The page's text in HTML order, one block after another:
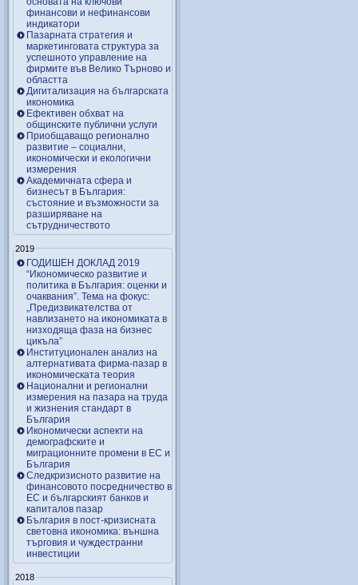
финансови и нефинансови
индикатори
Пазарната стратегия и
маркетинговата структура за
успешното управление на
фирмите във Велико Търново и
областта
Дигитализация на българската
икономика
Ефективен обхват на
общинските публични услуги
Приобщаващо регионално
развитие – социални,
икономически и екологични
измерения
Академичната сфера и
бизнесът в България:
състояние и възможности за
разширяване на
сътрудничеството
2019
ГОДИШЕН ДОКЛАД 2019
“Икономическо развитие и
политика в България: оценки и
очаквания”. Тема на фокус:
„Предизвикателства от
навлизането на икономиката в
низходяща фаза на бизнес
цикъла”
Институционален анализ на
алтернативата фирма-пазар в
икономическата теория
Национални и регионални
измерения на пазара на труда
и жизнения стандарт в
България
Икономически аспекти на
демографските и
миграционните промени в ЕС и
България
Следкризисното развитие на
финансовото посредничество в
ЕС и българският банков и
капиталов пазар
България в пост-кризисната
световна икономика: външна
търговия и чуждестранни
инвестиции
2018